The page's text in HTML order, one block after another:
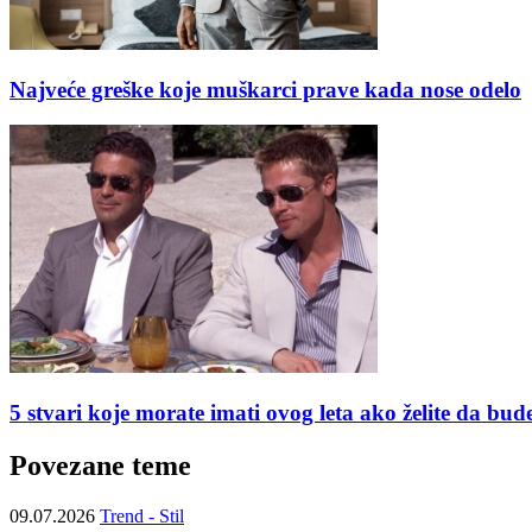
Najveće greške koje muškarci prave kada nose odelo
5 stvari koje morate imati ovog leta ako želite da
Povezane teme
09.07.2026 Trend - Stil